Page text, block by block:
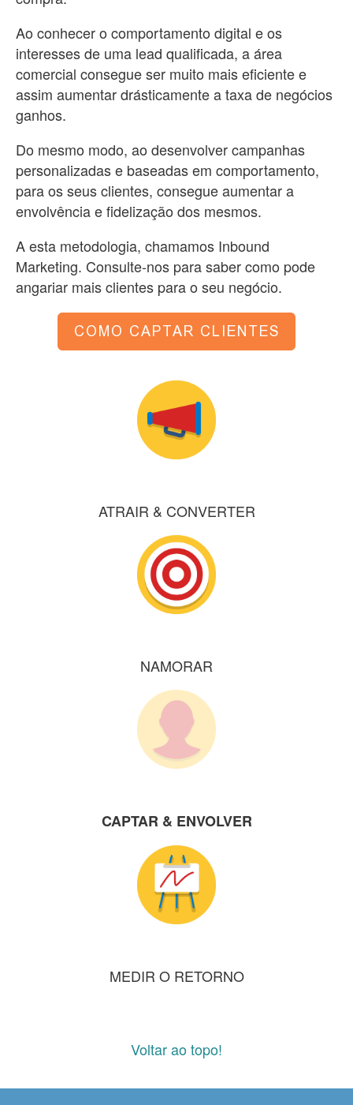
Ao conhecer o comportamento digital e os
interesses de uma lead qualificada, a área
comercial consegue ser muito mais eficiente e
assim aumentar drásticamente a taxa de negócios
ganhos.
Do mesmo modo, ao desenvolver campanhas
personalizadas e baseadas em comportamento,
para os seus clientes, consegue aumentar a
envolvência e fidelização dos mesmos.
A esta metodologia, chamamos Inbound
Marketing. Consulte-nos para saber como pode
angariar mais clientes para o seu negócio.
ATRAIR & CONVERTER
NAMORAR
CAPTAR & ENVOLVER
MEDIR O RETORNO
Voltar ao topo!